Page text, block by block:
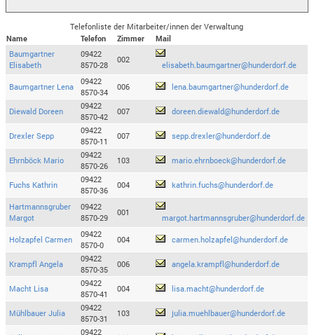
Telefonliste der Mitarbeiter/innen der Verwaltung
Name
Telefon Zimmer
Mail
Baumgartner
Elisabeth
09422
8570-28
002
elisabeth.baumgartner@hunderdorf.de
Baumgartner Lena
09422
8570-34
006 lena.baumgartner@hunderdorf.de
Diewald Doreen
09422
8570-42
007 doreen.diewald@hunderdorf.de
Drexler Sepp
09422
8570-11
007 sepp.drexler@hunderdorf.de
Ehrnböck Mario
09422
8570-26
103 mario.ehrnboeck@hunderdorf.de
Fuchs Kathrin
09422
8570-36
004 kathrin.fuchs@hunderdorf.de
Hartmannsgruber
Margot
09422
8570-29
001
margot.hartmannsgruber@hunderdorf.de
Holzapfel Carmen
09422
8570-0
004 carmen.holzapfel@hunderdorf.de
Krampfl Angela
09422
8570-35
006 angela.krampfl@hunderdorf.de
Macht Lisa
09422
8570-41
004 lisa.macht@hunderdorf.de
Mühlbauer Julia
09422
8570-31
103 julia.muehlbauer@hunderdorf.de
09422